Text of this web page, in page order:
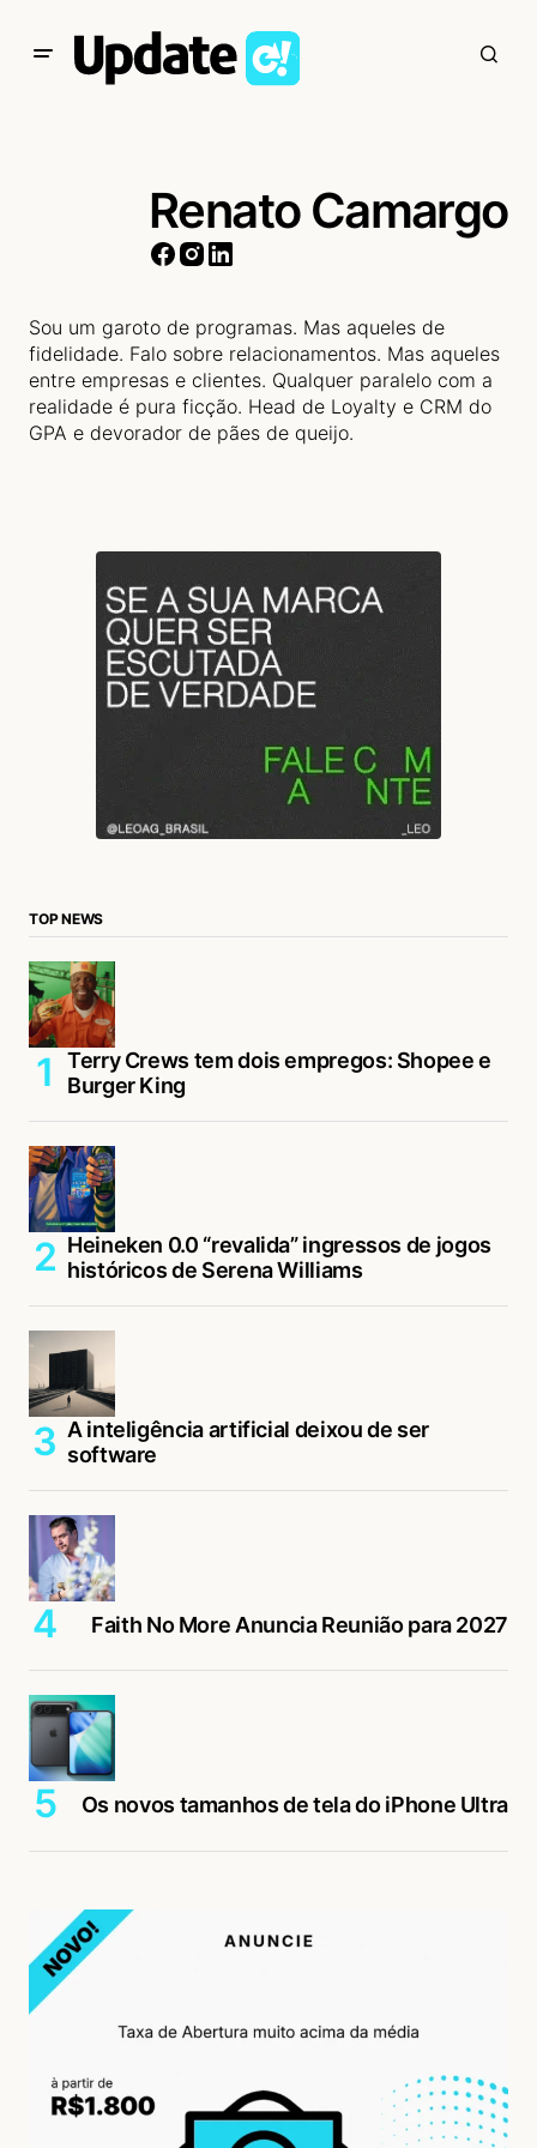
Renato Camargo
Sou um garoto de programas. Mas aqueles de
fidelidade. Falo sobre relacionamentos. Mas aqueles
entre empresas e clientes. Qualquer paralelo com a
realidade é pura ficção. Head de Loyalty e CRM do
GPA e devorador de pães de queijo.
TOP NEWS
Terry Crews tem dois empregos: Shopee e
Burger King
Heineken 0.0 “revalida” ingressos de jogos
históricos de Serena Williams
A inteligência artificial deixou de ser
software
Faith No More Anuncia Reunião para 2027
Os novos tamanhos de tela do iPhone Ultra